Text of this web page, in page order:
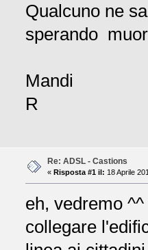
Qualcuno ne
sperando
Mandi
R
Re: ADSL - Castions
« Risposta #1 il: 18 Aprile
eh, vedremo
collegare